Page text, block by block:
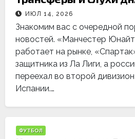
ИЮЛ 14, 2026
Знакомим вас с очередной
новостей. «Манчестер
работает на рынке,
защитника из Ла Лиги, а
переехал во второй
Испании.…
ФУТБОЛ